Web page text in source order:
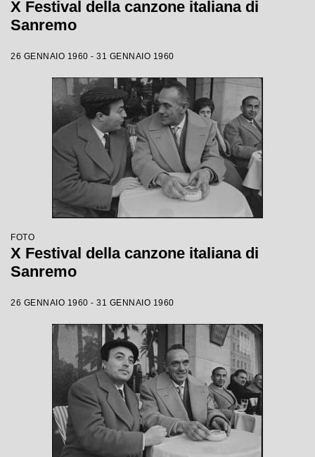
X Festival della canzone italiana di
Sanremo
26 GENNAIO 1960 - 31 GENNAIO 1960
FOTO
X Festival della canzone italiana di
Sanremo
26 GENNAIO 1960 - 31 GENNAIO 1960